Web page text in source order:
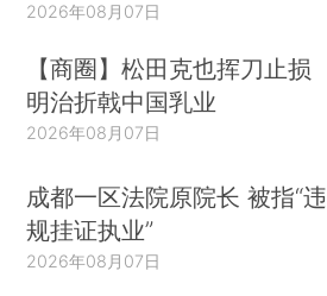
2026年08月07日
【商圈】松田克也挥刀止损
明治折戟中国乳业
2026年08月07日
成都一区法院原院长 被指“违
规挂证执业”
2026年08月07日